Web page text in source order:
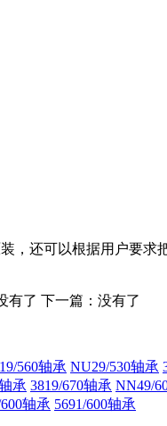
，还可以根据用户要
有了 下一篇：没有了
560轴承 NU29/530轴承
承 3819/670轴承 NN49/
轴承 5691/600轴承